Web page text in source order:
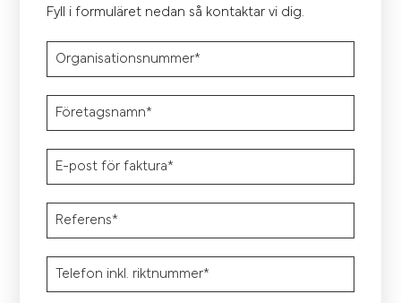
Fyll i formuläret nedan så kontaktar vi dig.
Organisationsnummer*
Företagsnamn*
E-post för faktura*
Referens*
Telefon inkl. riktnummer*